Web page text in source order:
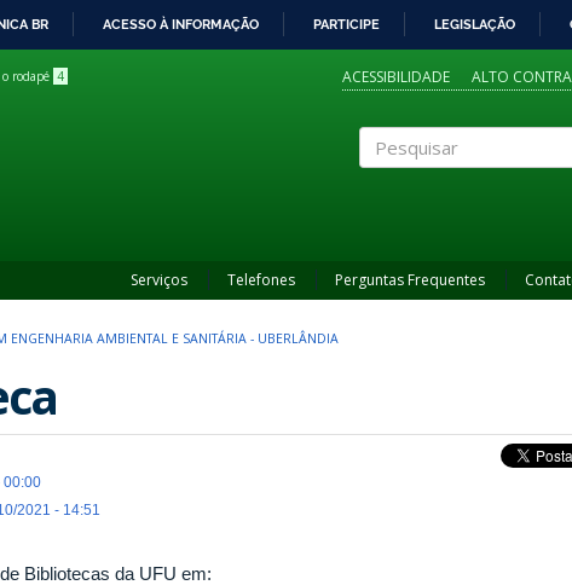
BR ACESSO À INFORMAÇÃO PARTICIPE LEGISLAÇÃO
rodapé 4 ACESSIBILIDADE ALTO
Serviços Telefones Perguntas Frequentes
ENGENHARIA AMBIENTAL E SANITÁRIA - UBERLÂNDIA
00:00
2021 - 14:51
Bibliotecas da UFU em: